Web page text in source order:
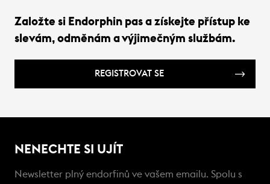
Založte si Endorphin pas a získejte přístup ke
slevám, odměnám a výjimečným službám.
REGISTROVAT SE
NENECHTE SI UJÍT
Newsletter plný endorfinů ve vašem emailu. Spolu s